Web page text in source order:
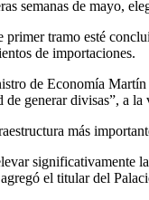
semanas de mayo,
tramo esté
de importaciones.
de Economía
generar divisas”, a
más
significativamente
el titular del